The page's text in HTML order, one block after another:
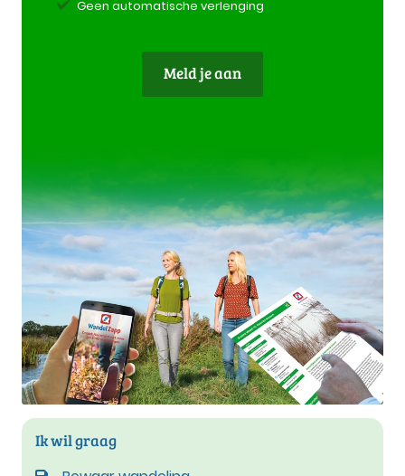
Geen automatische verlenging
Meld je aan
Ik wil graag